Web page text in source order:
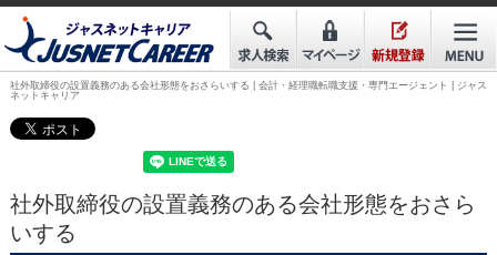
社外取締役の設置義務のある会社形態をおさらいする | 会計・経理職転職支援・専門エージェント | ジャス
ネットキャリア
社外取締役の設置義務のある会社形態をおさら
いする